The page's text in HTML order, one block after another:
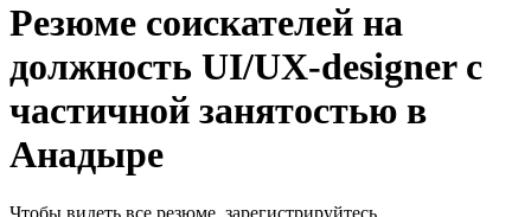
Резюме соискателей на
должность UI/UX-designer с
частичной занятостью в
Анадыре
Чтобы видеть все резюме, зарегистрируйтесь